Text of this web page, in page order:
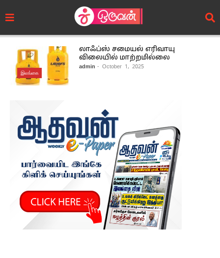
இலங்கை
லாஃப்ஸ் சமையல் எரிவாயு
விலையில் மாற்றமில்லை
admin - October 1, 2025